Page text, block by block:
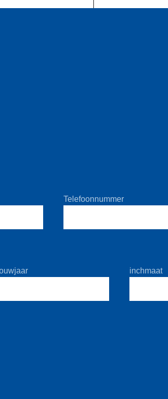
Telefoonnummer
inchmaat